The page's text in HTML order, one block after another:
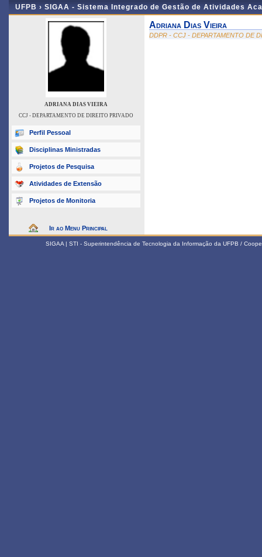
UFPB › SIGAA - Sistema Integrado de Gestão de Atividades
ADRIANA DIAS VIEIRA
CCJ - DEPARTAMENTO DE DIREITO PRIVADO
Perfil Pessoal
Disciplinas Ministradas
Projetos de Pesquisa
Atividades de Extensão
Projetos de Monitoria
Ir ao Menu Principal
Adriana Dias Vieira
DDPR - CCJ - DEPARTAMENTO DE
SIGAA | STI - Superintendência de Tecnologia da Informação da UFPB /